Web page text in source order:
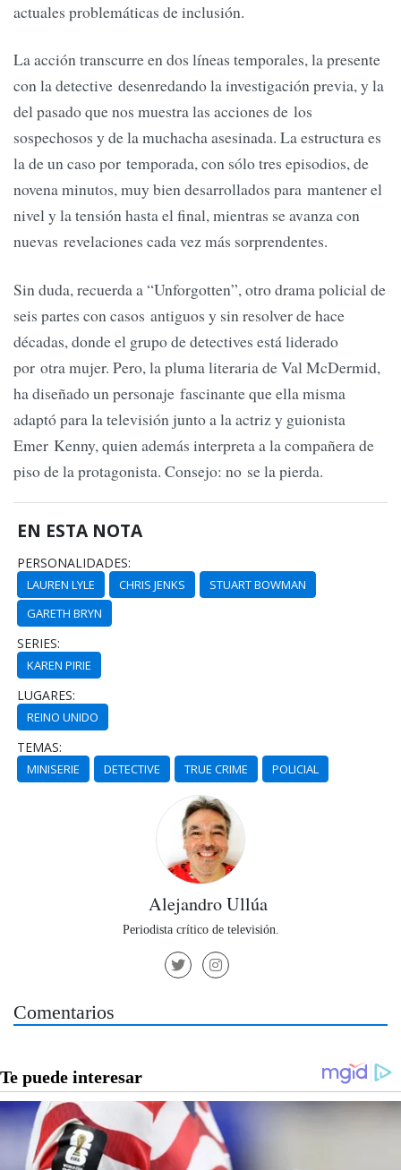
actuales problemáticas de inclusión.
La acción transcurre en dos líneas temporales, la presente
con la detective desenredando la investigación previa, y la
del pasado que nos muestra las acciones de los
sospechosos y de la muchacha asesinada. La estructura es
la de un caso por temporada, con sólo tres episodios, de
novena minutos, muy bien desarrollados para mantener el
nivel y la tensión hasta el final, mientras se avanza con
nuevas revelaciones cada vez más sorprendentes.
Sin duda, recuerda a “Unforgotten”, otro drama policial de
seis partes con casos antiguos y sin resolver de hace
décadas, donde el grupo de detectives está liderado
por otra mujer. Pero, la pluma literaria de Val McDermid,
ha diseñado un personaje fascinante que ella misma
adaptó para la televisión junto a la actriz y guionista
Emer Kenny, quien además interpreta a la compañera de
piso de la protagonista. Consejo: no se la pierda.
EN ESTA NOTA
PERSONALIDADES:
LAUREN LYLE CHRIS JENKS
STUART BOWMAN
GARETH BRYN
SERIES:
KAREN PIRIE
LUGARES:
REINO UNIDO
TEMAS:
MINISERIE DETECTIVE TRUE CRIME POLICIAL
Alejandro Ullúa
Periodista crítico de televisión.
Comentarios